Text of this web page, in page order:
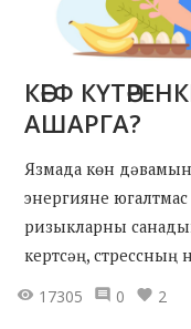
КӘЕФ
АШАРГА?
Язмада көн
энергияне
ризыкларны
кертсәң, стрессның
17305
0 2